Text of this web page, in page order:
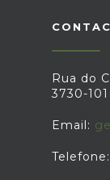
Rua do
3730-
Email: